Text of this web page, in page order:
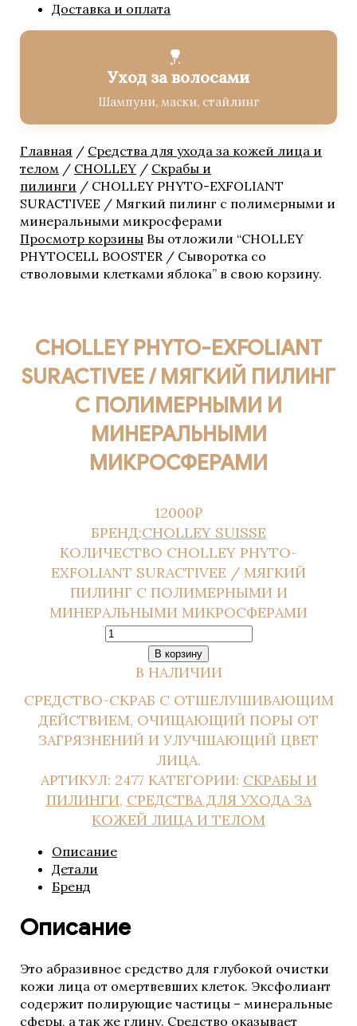
BIOLOGIQUE RECHERCHE
Solaires / Солнцезащитные
средства
Аксессуары
Бустеры
Маски
Насыщенные кремы для
лица
Основные кремы для лица
Очищающие средства
Специальные кремы для
лица
Средства по уходу для
СРЕДСТВА ПО УХОДУ ЗА
ТЕЛОМ Сыворотки и Масла
СРЕДСТВА ПО УХОДУ ЗА
ТЕЛОМ Эксофолиирующие
средства
Сыворотки основные
Тональные сыворотки
Целенаправленные
CHOLLEY
Аксессуары
Для беременных
Для контура глаз
Для мужчин
Для тела
Кремы
Маски
Масла
Наборы
Очищение и демакияж
Скрабы и пилинги
Средства с SPF
Сыворотки
Тоники и лосьоны
REGENIQUE
HELEO4
WIQo
Luscious Lips
ALLMIRIN
Доставка и оплата
Уход за волосами
Шампуни, маски, стайлинг
Главная / Средства для ухода за кожей лица и
телом / CHOLLEY / Скрабы и
пилинги / CHOLLEY PHYTO-EXFOLIANT
SURACTIVEE / Мягкий пилинг с полимерными и
минеральными микросферами
Просмотр корзины Вы отложили “CHOLLEY
PHYTOCELL BOOSTER / Сыворотка со
стволовыми клетками яблока” в свою корзину.
CHOLLEY PHYTO-EXFOLIANT
SURACTIVEE / МЯГКИЙ ПИЛИНГ
С ПОЛИМЕРНЫМИ И
МИНЕРАЛЬНЫМИ
МИКРОСФЕРАМИ
12000₽
БРЕНД:CHOLLEY SUISSE
КОЛИЧЕСТВО CHOLLEY PHYTO-
EXFOLIANT SURACTIVEE / МЯГКИЙ
ПИЛИНГ С ПОЛИМЕРНЫМИ И
МИНЕРАЛЬНЫМИ МИКРОСФЕРАМИ
В корзину
В НАЛИЧИИ
СРЕДСТВО-СКРАБ С ОТШЕЛУШИВАЮЩИМ
ДЕЙСТВИЕМ, ОЧИЩАЮЩИЙ ПОРЫ ОТ
ЗАГРЯЗНЕНИЙ И УЛУЧШАЮЩИЙ ЦВЕТ
ЛИЦА.
АРТИКУЛ: 2477 КАТЕГОРИИ: СКРАБЫ И
ПИЛИНГИ, СРЕДСТВА ДЛЯ УХОДА ЗА
КОЖЕЙ ЛИЦА И ТЕЛОМ
Описание
Детали
Бренд
Описание
Это абразивное средство для глубокой очистки
кожи лица от омертвевших клеток. Эксфолиант
содержит полирующие частицы – минеральные
сферы, а так же глину. Средство оказывает